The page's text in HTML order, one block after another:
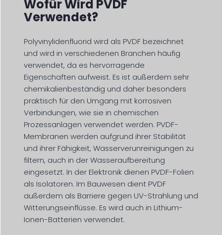
Wofür Wird PVDF
Verwendet?
Polyvinylidenfluorid wird als PVDF bezeichnet
und wird in verschiedenen Branchen häufig
verwendet, da es hervorragende
Eigenschaften aufweist. Es ist außerdem sehr
chemikalienbeständig und daher besonders
praktisch für den Umgang mit korrosiven
Verbindungen, wie sie in chemischen
Prozessanlagen verwendet werden. PVDF-
Membranen werden aufgrund ihrer Stabilität
und ihrer Fähigkeit, Wasserverunreinigungen zu
filtern, auch in der Wasseraufbereitung
eingesetzt. In der Elektronik dienen PVDF-Folien
als Isolatoren. Im Bauwesen dient PVDF
außerdem als Barriere gegen UV-Strahlung und
Witterungseinflüsse. Es wird auch in Lithium-
Ionen-Batterien verwendet.